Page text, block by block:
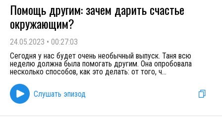
Помощь другим: зачем дарить счастье
окружающим?
24.05.2023 • 00:27:03
Сегодня у нас будет очень необычный выпуск. Таня всю
неделю должна была помогать другим. Она опробовала
несколько способов, как это делать: от того, ч...
Слушать эпизод